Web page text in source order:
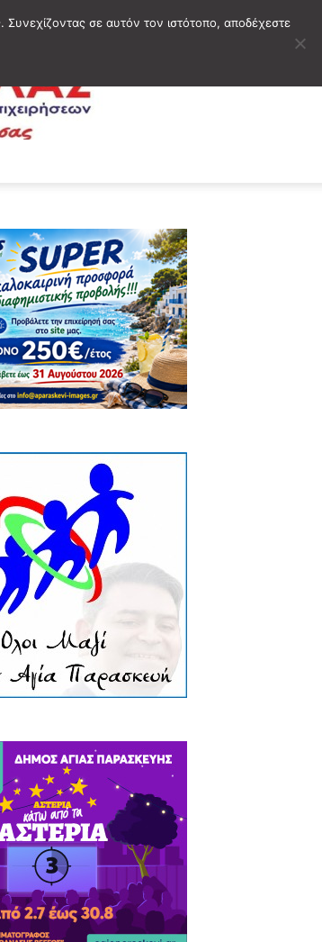
σε αυτόν τον ιστότοπο, αποδέχεστε